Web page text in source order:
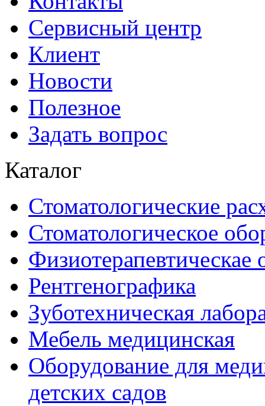
Сервисный центр
Клиент
Новости
Полезное
Задать вопрос
Каталог
Стоматологические
Стоматологическое
Физиотерапевтическае
Рентгенографика
Зуботехническая
Мебель медицинская
Оборудование для
детских садов